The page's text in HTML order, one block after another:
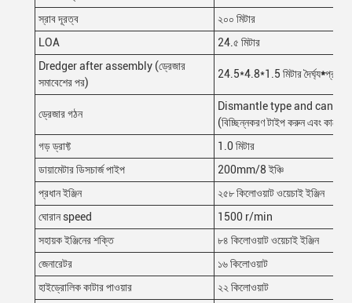
স্রাব দূরত্ব
২০০ মিটার
LOA
24.৫ মিটার
Dredger after assembly (ড্রেজার
সমাবেশের পর)
24.5*4.8*1.5 মিটার দৈর্ঘ্য*প্রস্থ*
ড্রেজার গঠন
Dismantle type and can
(বিচ্ছিন্নকরণ টাইপ করুন এবং কাজের
গড় ড্রাফ্ট
1.0 মিটার
ডায়ামেটার ডিসচার্জ পাইপ
200mm/8 ইঞ্চি
প্রধান ইঞ্জিন
২৫৮ কিলোওয়াট ওয়েচাই ইঞ্জিন
ঘোরান speed
1500 r/min
সহায়ক ইঞ্জিনের শক্তি
৮৪ কিলোওয়াট ওয়েচাই ইঞ্জিন
জেনারেটর
১৬ কিলোওয়াট
হাইড্রোলিক কাটার পাওয়ার
২২ কিলোওয়াট